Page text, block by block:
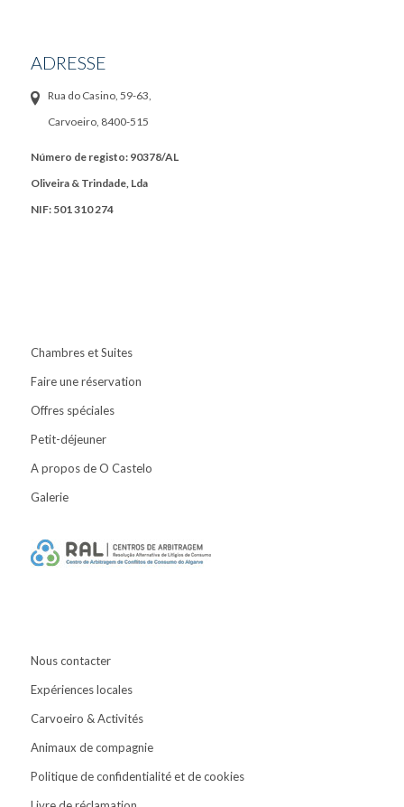
ADRESSE
Rua do Casino, 59-63,
Carvoeiro, 8400-515
Número de registo: 90378/AL
Oliveira & Trindade, Lda
NIF: 501 310 274
Chambres et Suites
Faire une réservation
Offres spéciales
Petit-déjeuner
A propos de O Castelo
Galerie
Nous contacter
Expériences locales
Carvoeiro & Activités
Animaux de compagnie
Politique de confidentialité et de cookies